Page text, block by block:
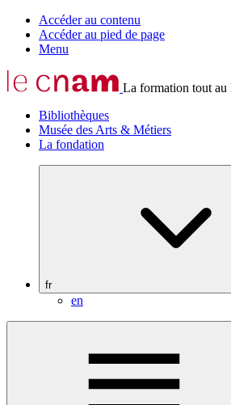
Accéder au contenu
Accéder au pied de page
Menu
La formation tout au
Bibliothèques
Musée des Arts & Métiers
La fondation
fr
en